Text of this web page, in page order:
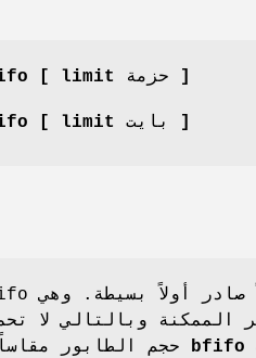
[ limit ]
[ limit ]
bfifo